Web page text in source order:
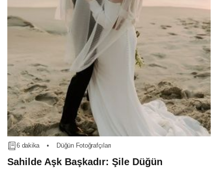
6 dakika • Düğün Fotoğrafçıları
Sahilde Aşk Başkadır: Şile Düğün